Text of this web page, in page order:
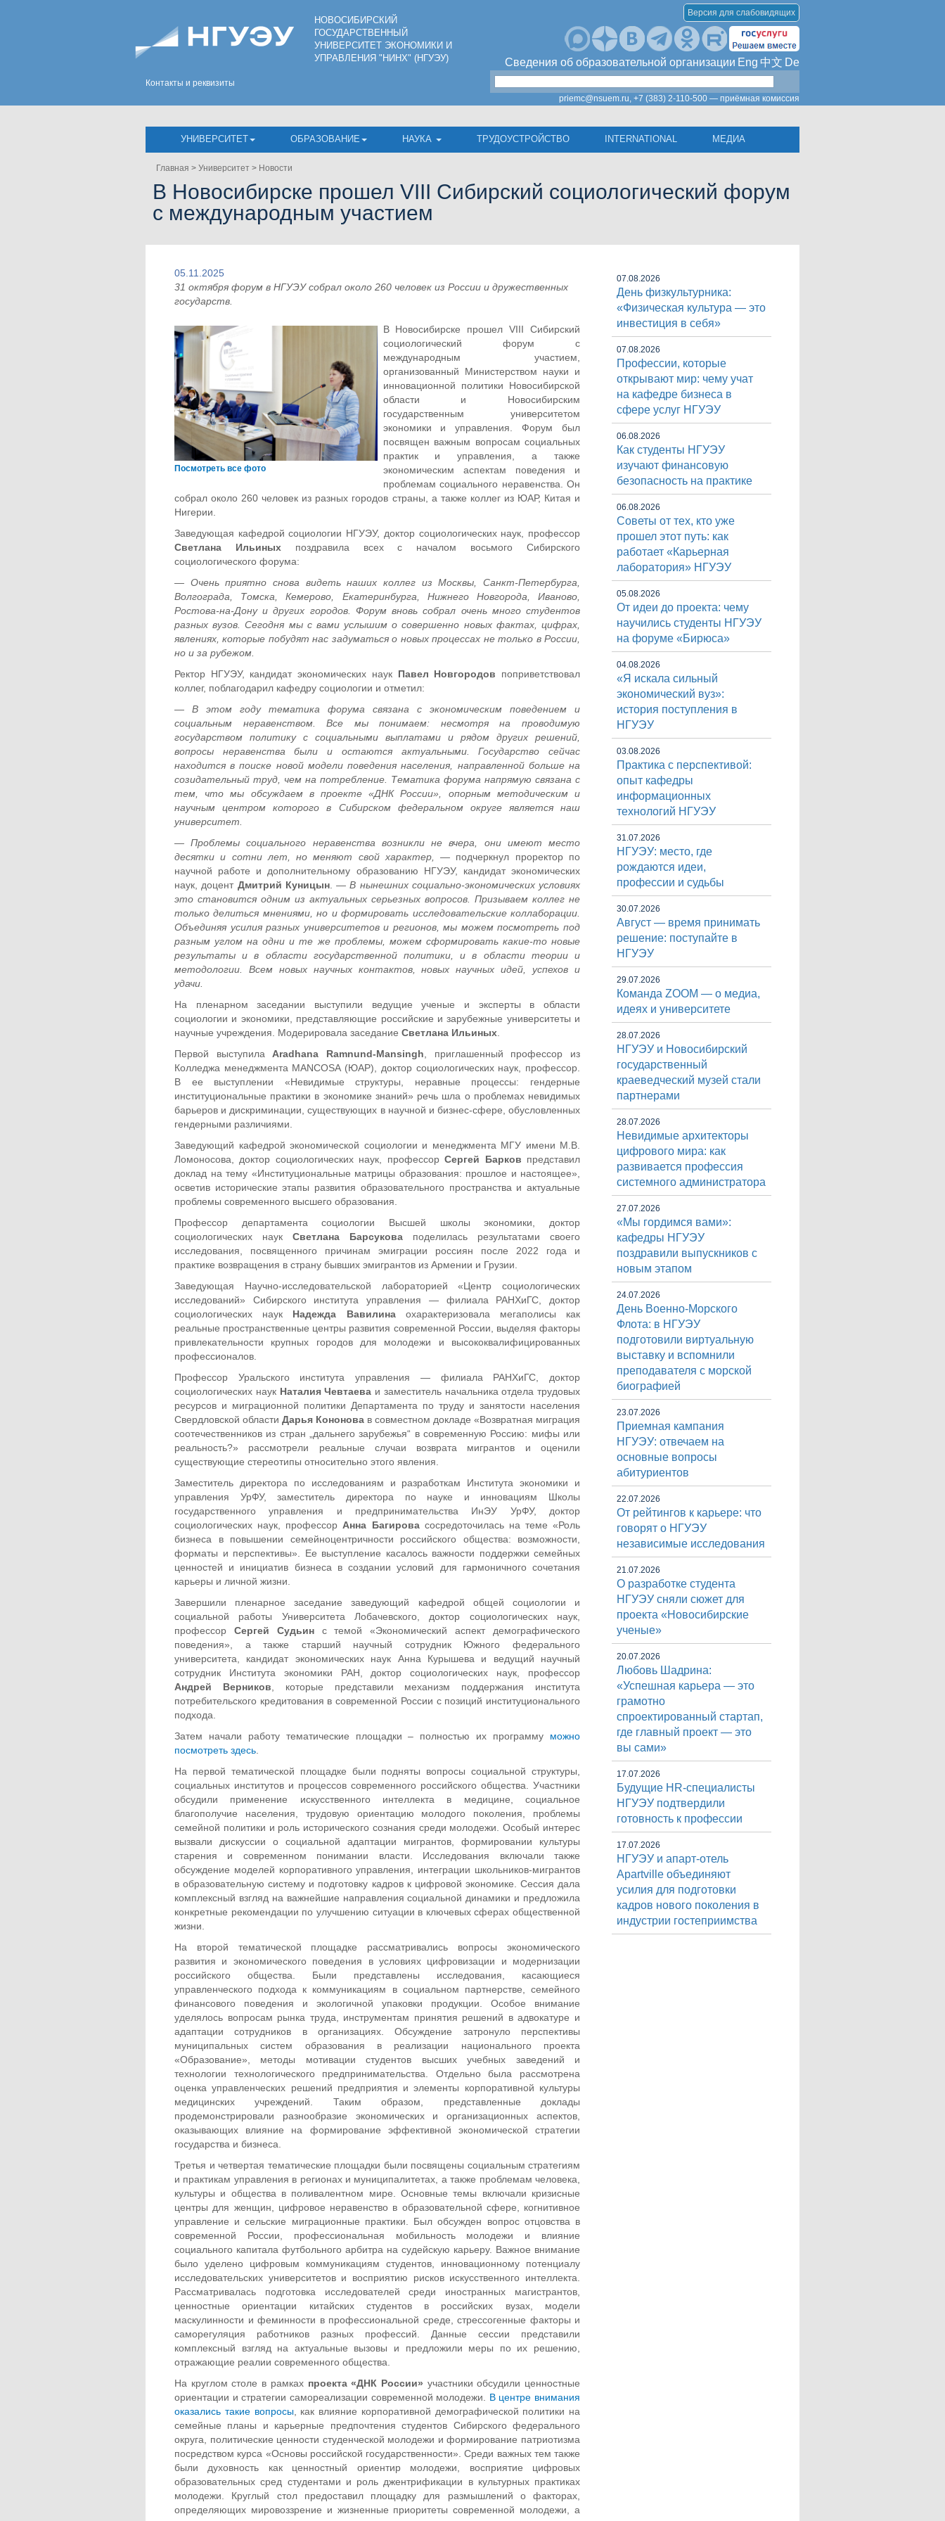
Контакты и реквизиты
НОВОСИБИРСКИЙ
ГОСУДАРСТВЕННЫЙ
УНИВЕРСИТЕТ ЭКОНОМИКИ И
УПРАВЛЕНИЯ "НИНХ" (НГУЭУ)
Версия для слабовидящих
Сведения об образовательной организации Eng 中文 De
priemc@nsuem.ru, +7 (383) 2-110-500 — приёмная комиссия
УНИВЕРСИТЕТ ОБРАЗОВАНИЕ НАУКА ТРУДОУСТРОЙСТВО INTERNATIONAL МЕДИА
Главная > Университет > Новости
В Новосибирске прошел VIII Сибирский социологический форум
с международным участием
05.11.2025
31 октября форум в НГУЭУ собрал около 260 человек из России и дружественных
государств.
Посмотреть все фото
В Новосибирске прошел VIII Сибирский
социологический форум с
международным участием,
организованный Министерством науки и
инновационной политики Новосибирской
области и Новосибирским
государственным университетом
экономики и управления. Форум был
посвящен важным вопросам социальных
практик и управления, а также
экономическим аспектам поведения и
проблемам социального неравенства. Он
собрал около 260 человек из разных городов страны, а также коллег из ЮАР, Китая и
Нигерии.
Заведующая кафедрой социологии НГУЭУ, доктор социологических наук, профессор
Светлана Ильиныхпоздравила всех с началом восьмого Сибирского
социологического форума:
— Очень приятно снова видеть наших коллег из Москвы, Санкт-Петербурга,
Волгограда, Томска, Кемерово, Екатеринбурга, Нижнего Новгорода, Иваново,
Ростова-на-Дону и других городов. Форум вновь собрал очень много студентов
разных вузов. Сегодня мы с вами услышим о совершенно новых фактах, цифрах,
явлениях, которые побудят нас задуматься о новых процессах не только в России,
но и за рубежом.
Ректор НГУЭУ, кандидат экономических наук Павел Новгородов поприветствовал
коллег, поблагодарил кафедру социологии и отметил:
— В этом году тематика форума связана с экономическим поведением и
социальным неравенством. Все мы понимаем: несмотря на проводимую
государством политику с социальными выплатами и рядом других решений,
вопросы неравенства были и остаются актуальными. Государство сейчас
находится в поиске новой модели поведения населения, направленной больше на
созидательный труд, чем на потребление. Тематика форума напрямую связана с
тем, что мы обсуждаем в проекте «ДНК России», опорным методическим и
научным центром которого в Сибирском федеральном округе является наш
университет.
— Проблемы социального неравенства возникли не вчера, они имеют место
десятки и сотни лет, но меняют свой характер, — подчеркнул проректор по
научной работе и дополнительному образованию НГУЭУ, кандидат экономических
наук, доцент Дмитрий Куницын. — В нынешних социально-экономических условиях
это становится одним из актуальных серьезных вопросов. Призываем коллег не
только делиться мнениями, но и формировать исследовательские коллаборации.
Объединяя усилия разных университетов и регионов, мы можем посмотреть под
разным углом на одни и те же проблемы, можем сформировать какие-то новые
результаты и в области государственной политики, и в области теории и
методологии. Всем новых научных контактов, новых научных идей, успехов и
удачи.
На пленарном заседании выступили ведущие ученые и эксперты в области
социологии и экономики, представляющие российские и зарубежные университеты и
научные учреждения. Модерировала заседание Светлана Ильиных
Первой выступила Aradhana Ramnund-Mansingh , приглашенный профессор из
Колледжа менеджмента MANCOSA (ЮАР), доктор социологических наук, профессор.
В ее выступлении «Невидимые структуры, неравные процессы: гендерные
институциональные практики в экономике знаний» речь шла о проблемах невидимых
барьеров и дискриминации, существующих в научной и бизнес-сфере, обусловленных
гендерными различиями.
Заведующий кафедрой экономической социологии и менеджмента МГУ имени М.В.
Ломоносова, доктор социологических наук, профессорСергей Барков представил
доклад на тему «Институциональные матрицы образования: прошлое и настоящее»,
осветив исторические этапы развития образовательного пространства и актуальные
проблемы современного высшего образования.
Профессор департамента социологии Высшей школы экономики, доктор
социологических наук Светлана Барсукова поделилась результатами своего
исследования, посвященного причинам эмиграции россиян после 2022 года и
практике возвращения в страну бывших эмигрантов из Армении и Грузии.
Заведующая Научно-исследовательской лабораторией «Центр социологических
исследований» Сибирского института управления — филиала РАНХиГС, доктор
социологических наук Надежда Вавилинаохарактеризовала мегаполисы как
реальные пространственные центры развития современной России, выделяя факторы
привлекательности крупных городов для молодежи и высококвалифицированных
профессионалов.
Профессор Уральского института управления — филиала РАНХиГС, доктор
социологических наук Наталия Чевтаева и заместитель начальника отдела трудовых
ресурсов и миграционной политики Департамента по труду и занятости населения
Свердловской области Дарья Кононова в совместном докладе «Возвратная миграция
соотечественников из стран „дальнего зарубежья“ в современную Россию: мифы или
реальность?» рассмотрели реальные случаи возврата мигрантов и оценили
существующие стереотипы относительно этого явления.
Заместитель директора по исследованиям и разработкам Института экономики и
управления УрФУ, заместитель директора по науке и инновациям Школы
государственного управления и предпринимательства ИнЭУ УрФУ, доктор
социологических наук, профессор Анна Багировасосредоточилась на теме «Роль
бизнеса в повышении семейноцентричности российского общества: возможности,
форматы и перспективы». Ее выступление касалось важности поддержки семейных
ценностей и инициатив бизнеса в создании условий для гармоничного сочетания
карьеры и личной жизни.
Завершили пленарное заседание заведующий кафедрой общей социологии и
социальной работы Университета Лобачевского, доктор социологических наук,
профессор Сергей Судьин с темой «Экономический аспект демографического
поведения», а также старший научный сотрудник Южного федерального
университета, кандидат экономических наук Анна Курышева и ведущий научный
сотрудник Института экономики РАН, доктор социологических наук, профессор
Андрей Верников , которые представили механизм поддержания института
потребительского кредитования в современной России с позиций институционального
подхода.
Затем начали работу тематические площадки – полностью их программу можно
посмотреть здесь
На первой тематической площадке были подняты вопросы социальной структуры,
социальных институтов и процессов современного российского общества. Участники
обсудили применение искусственного интеллекта в медицине, социальное
благополучие населения, трудовую ориентацию молодого поколения, проблемы
семейной политики и роль исторического сознания среди молодежи. Особый интерес
вызвали дискуссии о социальной адаптации мигрантов, формировании культуры
старения и современном понимании власти. Исследования включали также
обсуждение моделей корпоративного управления, интеграции школьников-мигрантов
в образовательную систему и подготовку кадров к цифровой экономике. Сессия дала
комплексный взгляд на важнейшие направления социальной динамики и предложила
конкретные рекомендации по улучшению ситуации в ключевых сферах общественной
жизни.
На второй тематической площадке рассматривались вопросы экономического
развития и экономического поведения в условиях цифровизации и модернизации
российского общества. Были представлены исследования, касающиеся
управленческого подхода к коммуникациям в социальном партнерстве, семейного
финансового поведения и экологичной упаковки продукции. Особое внимание
уделялось вопросам рынка труда, инструментам принятия решений в адвокатуре и
адаптации сотрудников в организациях. Обсуждение затронуло перспективы
муниципальных систем образования в реализации национального проекта
«Образование», методы мотивации студентов высших учебных заведений и
технологии технологического предпринимательства. Отдельно была рассмотрена
оценка управленческих решений предприятия и элементы корпоративной культуры
медицинских учреждений. Таким образом, представленные доклады
продемонстрировали разнообразие экономических и организационных аспектов,
оказывающих влияние на формирование эффективной экономической стратегии
государства и бизнеса.
Третья и четвертая тематические площадки были посвящены социальным стратегиям
и практикам управления в регионах и муниципалитетах, а также проблемам человека,
культуры и общества в поливалентном мире. Основные темы включали кризисные
центры для женщин, цифровое неравенство в образовательной сфере, когнитивное
управление и сельские миграционные практики. Был обсужден вопрос отцовства в
современной России, профессиональная мобильность молодежи и влияние
социального капитала футбольного арбитра на судейскую карьеру. Важное внимание
было уделено цифровым коммуникациям студентов, инновационному потенциалу
исследовательских университетов и восприятию рисков искусственного интеллекта.
Рассматривалась подготовка исследователей среди иностранных магистрантов,
ценностные ориентации китайских студентов в российских вузах, модели
маскулинности и феминности в профессиональной среде, стрессогенные факторы и
саморегуляция работников разных профессий. Данные сессии представили
комплексный взгляд на актуальные вызовы и предложили меры по их решению,
отражающие реалии современного общества.
На круглом столе в рамках проекта «ДНК России» участники обсудили ценностные
ориентации и стратегии самореализации современной молодежи. В центре внимания
оказались такие вопросы, как влияние корпоративной демографической политики на
семейные планы и карьерные предпочтения студентов Сибирского федерального
округа, политические ценности студенческой молодежи и формирование патриотизма
посредством курса «Основы российской государственности». Среди важных тем также
были духовность как ценностный ориентир молодежи, восприятие цифровых
образовательных сред студентами и роль джентрификации в культурных практиках
молодежи. Круглый стол предоставил площадку для размышлений о факторах,
определяющих мировоззрение и жизненные приоритеты современной молодежи, а
07.08.2026
День физкультурника:
«Физическая культура — это
инвестиция в себя»
07.08.2026
Профессии, которые
открывают мир: чему учат
на кафедре бизнеса в
сфере услуг НГУЭУ
06.08.2026
Как студенты НГУЭУ
изучают финансовую
безопасность на практике
06.08.2026
Советы от тех, кто уже
прошел этот путь: как
работает «Карьерная
лаборатория» НГУЭУ
05.08.2026
От идеи до проекта: чему
научились студенты НГУЭУ
на форуме «Бирюса»
04.08.2026
«Я искала сильный
экономический вуз»:
история поступления в
НГУЭУ
03.08.2026
Практика с перспективой:
опыт кафедры
информационных
технологий НГУЭУ
31.07.2026
НГУЭУ: место, где
рождаются идеи,
профессии и судьбы
30.07.2026
Август — время принимать
решение: поступайте в
НГУЭУ
29.07.2026
Команда ZOOM — о медиа,
идеях и университете
28.07.2026
НГУЭУ и Новосибирский
государственный
краеведческий музей стали
партнерами
28.07.2026
Невидимые архитекторы
цифрового мира: как
развивается профессия
системного администратора
27.07.2026
«Мы гордимся вами»:
кафедры НГУЭУ
поздравили выпускников с
новым этапом
24.07.2026
День Военно-Морского
Флота: в НГУЭУ
подготовили виртуальную
выставку и вспомнили
преподавателя с морской
биографией
23.07.2026
Приемная кампания
НГУЭУ: отвечаем на
основные вопросы
абитуриентов
22.07.2026
От рейтингов к карьере: что
говорят о НГУЭУ
независимые исследования
21.07.2026
О разработке студента
НГУЭУ сняли сюжет для
проекта «Новосибирские
ученые»
20.07.2026
Любовь Шадрина:
«Успешная карьера — это
грамотно
спроектированный стартап,
где главный проект — это
вы сами»
17.07.2026
Будущие HR-специалисты
НГУЭУ подтвердили
готовность к профессии
17.07.2026
НГУЭУ и апарт-отель
Apartville объединяют
усилия для подготовки
кадров нового поколения в
индустрии гостеприимства